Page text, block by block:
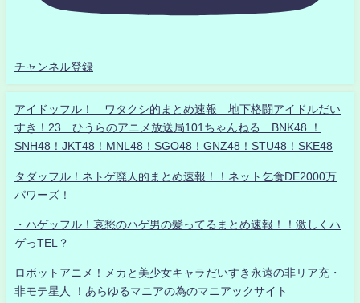
チャンネル登録
アイドッフル！ ワタクシ的まとめ速報 地下格闘アイドルだい
すき！23 ひうらのアニメ放送局101ちゃんねる BNK48 ！
SNH48！JKT48！MNL48！SGO48！GNZ48！STU48！SKE48
タダッフル！ネトゲ廃人的まとめ速報！！ネット乞食DE2000万
パワーズ！
・ハゲッフル！哀愁のハゲ男の髪ってるまとめ速報！！激しくハ
ゲっTEL？
ロボットアニメ！メカと美少女キャラだいすき永遠の非リア充・
非モテ星人 ！あらゆるマニアの為のマニアックサイト